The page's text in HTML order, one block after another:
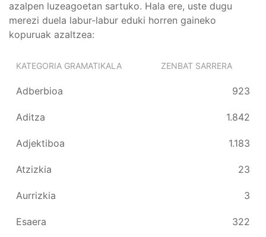
azalpen luzeagoetan sartuko. Hala ere, uste dugu
merezi duela labur-labur eduki horren gaineko
kopuruak azaltzea:
KATEGORIA GRAMATIKALA ZENBAT SARRERA
Adberbioa 923
Aditza 1.842
Adjektiboa 1.183
Atzizkia 23
Aurrizkia 3
Esaera 322